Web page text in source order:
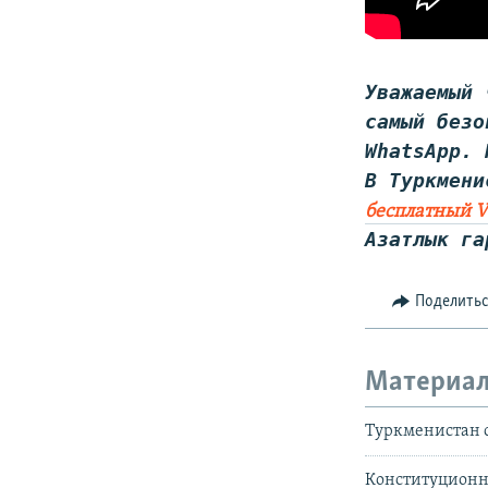
самый
WhatsApp.
В
бесплатный
Азатлык
Туркменистан